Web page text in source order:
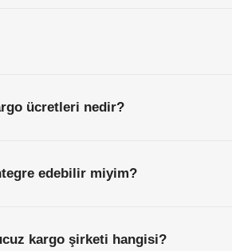
ücretleri nedir?
edebilir miyim?
kargo şirketi hangisi?